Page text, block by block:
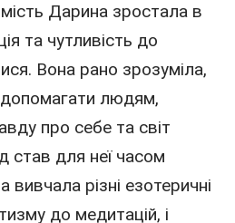
Дарина зростала в
та чутливість до
Вона рано зрозуміла,
допомагати людям,
про себе та світ
став для неї часом
вивчала різні езотеричні
до медитацій, і